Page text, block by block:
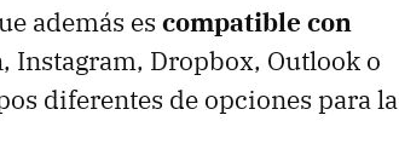
además es compatible con
Instagram, Dropbox, Outlook o
diferentes de opciones para la